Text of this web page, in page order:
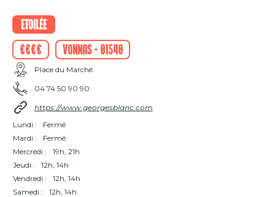
Etoilée
€€€€
Vonnas - 01540
Place du Marché
04 74 50 90 90
https://www.georgesblanc.com
Lundi :
Fermé
Mardi :
Fermé
Mercredi :
19h, 21h
Jeudi :
12h, 14h
Vendredi :
12h, 14h
Samedi :
12h, 14h